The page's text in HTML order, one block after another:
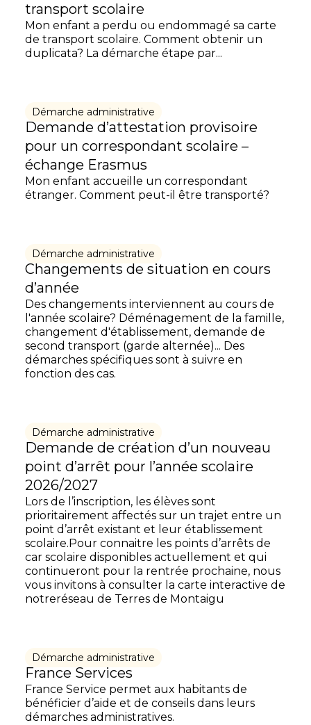
transport scolaire
Mon enfant a perdu ou endommagé sa carte
de transport scolaire. Comment obtenir un
duplicata? La démarche étape par...
Démarche administrative
Demande d’attestation provisoire
pour un correspondant scolaire –
échange Erasmus
Mon enfant accueille un correspondant
étranger. Comment peut-il être transporté?
Démarche administrative
Changements de situation en cours
d’année
Des changements interviennent au cours de
l'année scolaire? Déménagement de la famille,
changement d'établissement, demande de
second transport (garde alternée)... Des
démarches spécifiques sont à suivre en
fonction des cas.
Démarche administrative
Demande de création d’un nouveau
point d’arrêt pour l’année scolaire
2026/2027
Lors de l’inscription, les élèves sont
prioritairement affectés sur un trajet entre un
point d’arrêt existant et leur établissement
scolaire.Pour connaitre les points d’arrêts de
car scolaire disponibles actuellement et qui
continueront pour la rentrée prochaine, nous
vous invitons à consulter la carte interactive de
notreréseau de Terres de Montaigu
Démarche administrative
France Services
France Service permet aux habitants de
bénéficier d’aide et de conseils dans leurs
démarches administratives.